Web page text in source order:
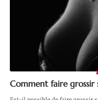
Comment faire